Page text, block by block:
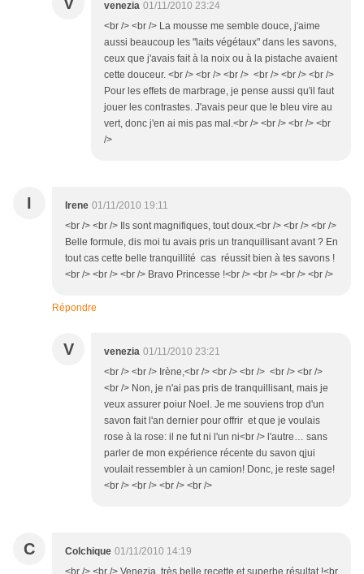
venezia 01/11/2010 23:24
<br /> <br /> La mousse me semble douce, j'aime
aussi beaucoup les "laits végétaux" dans les savons,
ceux que j'avais fait à la noix ou à la pistache avaient
cette douceur. <br /> <br /> <br /> <br /> <br /> <br />
Pour les effets de marbrage, je pense aussi qu'il faut
jouer les contrastes. J'avais peur que le bleu vire au
vert, donc j'en ai mis pas mal.<br /> <br /> <br /> <br
/>
I Irene 01/11/2010 19:11
<br /> <br /> Ils sont magnifiques, tout doux.<br /> <br /> <br />
Belle formule, dis moi tu avais pris un tranquillisant avant ? En
tout cas cette belle tranquillité cas réussit bien à tes savons !
<br /> <br /> <br /> Bravo Princesse !<br /> <br /> <br /> <br />
Répondre
V venezia 01/11/2010 23:21
<br /> <br /> Irène,<br /> <br /> <br /> <br /> <br />
<br /> Non, je n'ai pas pris de tranquillisant, mais je
veux assurer poiur Noel. Je me souviens trop d'un
savon fait l'an dernier pour offrir et que je voulais
rose à la rose: il ne fut ni l'un ni<br /> l'autre… sans
parler de mon expérience récente du savon qjui
voulait ressembler à un camion! Donc, je reste sage!
<br /> <br /> <br /> <br />
C Colchique 01/11/2010 14:19
<br /> <br /> Venezia, très belle recette et superbe résultat !<br